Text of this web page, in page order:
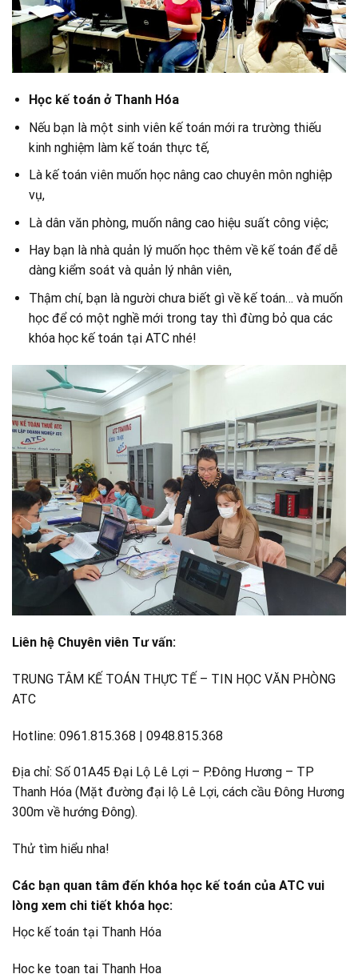
Học kế toán ở Thanh Hóa
Nếu bạn là một sinh viên kế toán mới ra trường thiếu
kinh nghiệm làm kế toán thực tế,
Là kế toán viên muốn học nâng cao chuyên môn nghiệp
vụ,
Là dân văn phòng, muốn nâng cao hiệu suất công việc;
Hay bạn là nhà quản lý muốn học thêm về kế toán để dễ
dàng kiểm soát và quản lý nhân viên,
Thậm chí, bạn là người chưa biết gì về kế toán… và muốn
học để có một nghề mới trong tay thì đừng bỏ qua các
khóa học kế toán tại ATC nhé!
Liên hệ Chuyên viên Tư vấn:
TRUNG TÂM KẾ TOÁN THỰC TẾ – TIN HỌC VĂN PHÒNG
ATC
Hotline: 0961.815.368 | 0948.815.368
Địa chỉ: Số 01A45 Đại Lộ Lê Lợi – P.Đông Hương – TP
Thanh Hóa (Mặt đường đại lộ Lê Lợi, cách cầu Đông Hương
300m về hướng Đông).
Thử tìm hiểu nha!
Các bạn quan tâm đến khóa học kế toán của ATC vui
lòng xem chi tiết khóa học:
Học kế toán tại Thanh Hóa
Hoc ke toan tai Thanh Hoa